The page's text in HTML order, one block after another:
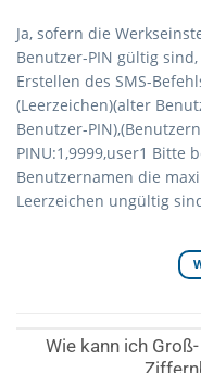
Ja, sofern die
Benutzer-PIN gültig
Erstellen des SMS-
(Leerzeichen)(alter
Benutzer-
PINU:1,9999,user1 Bitte
Benutzernamen die
Leerzeichen ungültig
Wie kann ich